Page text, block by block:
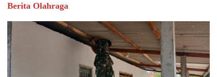
Berita Olahraga